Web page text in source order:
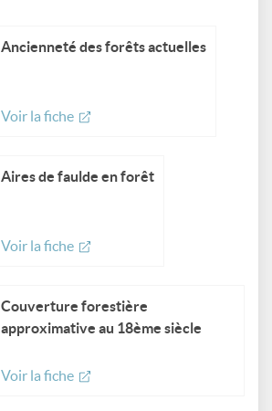
Ancienneté des forêts actuelles
Voir la fiche
Aires de faulde en forêt
Voir la fiche
Couverture forestière
approximative au 18ème siècle
Voir la fiche